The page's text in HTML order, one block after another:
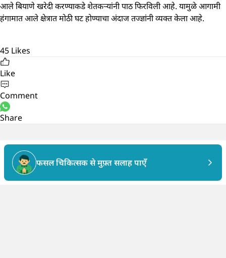
आले बियाणे खरेदी करण्याकडे शेतकऱ्यांनी पाठ फिरविली आहे. यामुळे आगामी
हंगामात आले क्षेत्रात मोठी घट होण्याचा अंदाज तज्ज्ञांनी व्यक्त केला आहे.
45 Likes
Like
Comment
Share
फसल चिकित्सक से मुफ़्त सलाह पाएँ